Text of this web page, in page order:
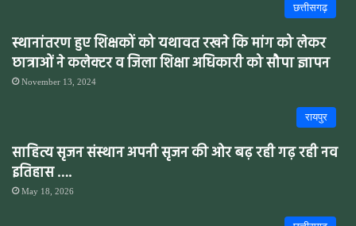
छत्तीसगढ़
स्थानांतरण हुए शिक्षकों को यथावत रखने कि मांग को लेकर
छात्राओं ने कलेक्टर व जिला शिक्षा अधिकारी को सौपा ज्ञापन
November 13, 2024
रायपुर
साहित्य सृजन संस्थान अपनी सृजन की ओर बढ़ रही गढ़ रही नव
इतिहास ….
May 18, 2026